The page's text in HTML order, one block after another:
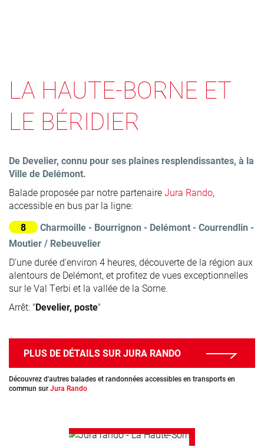
LA HAUTE-BORNE ET
LE BÉRIDIER
De Develier, connu pour ses plaines resplendissantes, à la
Ville de Delémont.
Balade proposée par notre partenaireJura Rando,
accessible en bus par la ligne:
8
Charmoille - Bourrignon - Delémont - Courrendlin -
Moutier / Rebeuvelier
D’une durée d'environ 4 heures, découverte de la région aux
alentours de Delémont, et profitez de vues exceptionnelles
sur le Val Terbi et la vallée de la Sorne.
Arrêt: "Develier, poste"
PLUS DE DÉTAILS SUR JURA RANDO
Découvrez d'autres balades et randonnées accessibles en transports en
commun surJura Rando